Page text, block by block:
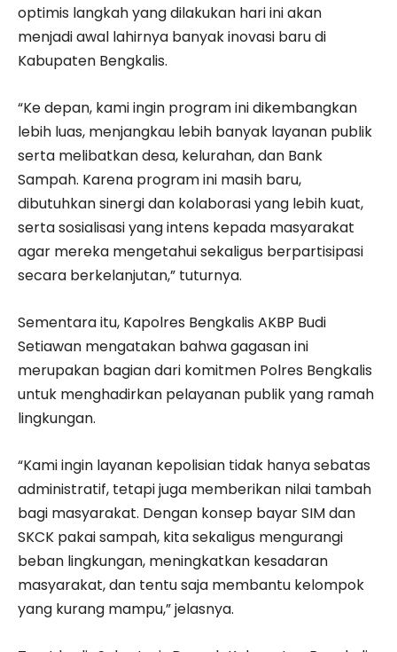
optimis langkah yang dilakukan hari ini akan
menjadi awal lahirnya banyak inovasi baru di
Kabupaten Bengkalis.
“Ke depan, kami ingin program ini dikembangkan
lebih luas, menjangkau lebih banyak layanan publik
serta melibatkan desa, kelurahan, dan Bank
Sampah. Karena program ini masih baru,
dibutuhkan sinergi dan kolaborasi yang lebih kuat,
serta sosialisasi yang intens kepada masyarakat
agar mereka mengetahui sekaligus berpartisipasi
secara berkelanjutan,” tuturnya.
Sementara itu, Kapolres Bengkalis AKBP Budi
Setiawan mengatakan bahwa gagasan ini
merupakan bagian dari komitmen Polres Bengkalis
untuk menghadirkan pelayanan publik yang ramah
lingkungan.
“Kami ingin layanan kepolisian tidak hanya sebatas
administratif, tetapi juga memberikan nilai tambah
bagi masyarakat. Dengan konsep bayar SIM dan
SKCK pakai sampah, kita sekaligus mengurangi
beban lingkungan, meningkatkan kesadaran
masyarakat, dan tentu saja membantu kelompok
yang kurang mampu,” jelasnya.